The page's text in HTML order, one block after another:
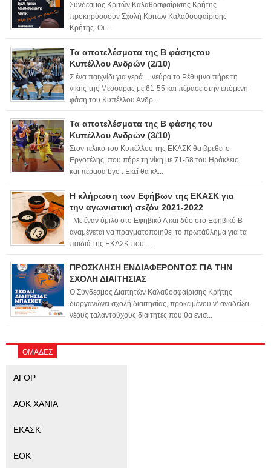
Σύνδεσμος Κριτών Καλαθοσφαίρισης Κρήτης
προκηρύσσουν Σχολή Κριτών Καλαθοσφαίρισης
Κρήτης. Οι ...
Τα αποτελέσματα της Β φάσηςτου
Κυπέλλου Ανδρών (2/10)
Σ ένα παιχνίδι για γερά… νεύρα το Ρέθυμνο πήρε τη
νίκης της Μεσσαράς με 61-55 και πέρασε στην επόμενη
φάση του Κυπέλλου Ανδρ...
Τα αποτελέσματα της Β φάσης του
Κυπέλλου Ανδρών (3/10)
Στον τελικό του Κυπέλλου της ΕΚΑΣΚ θα βρεθεί ο
Εργοτέλης, που πήρε τη νίκη με 71-58 του Ηράκλειο
και πέρασα bye . Εκεί θα κλ...
Η κλήρωση των Εφήβων της ΕΚΑΣΚ για
την αγωνιστική σεζόν 2021-2022
Με έναν όμιλο στο Εφηβικό Α και δύο στο Εφηβικό Β
αναμένεται να πραγματοποιηθεί το πρωτάθλημα για τα
παιδιά της ΕΚΑΣΚ που ...
ΠΡΟΣΚΛΗΣΗ ΕΝΔΙΑΦΕΡΟΝΤΟΣ ΓΙΑ ΤΗΝ
ΣΧΟΛΗ ΔΙΑΙΤΗΣΙΑΣ
Ο Σύνδεσμος Διαιτητών Καλαθοσφαίρισης Κρήτης
διοργανώνει σχολή διαιτησίας, προκειμένου ν’ αναδείξει
νέους ταλαντούχους διαιτητές που θα ενισ...
ΟΜΑΔΕΣ
ΑΓΟΡ
ΑΟΚ ΧΑΝΙΑ
ΕΚΑΣΚ
ΕΟΚ